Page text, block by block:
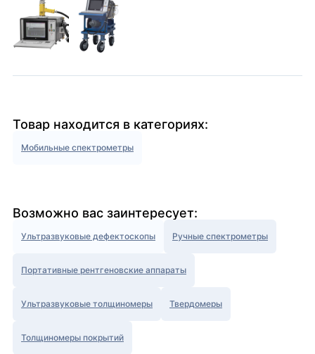
Товар находится в категориях:
Мобильные спектрометры
Возможно вас заинтересует:
Ультразвуковые дефектоскопы Ручные спектрометры
Портативные рентгеновские аппараты
Ультразвуковые толщиномеры Твердомеры
Толщиномеры покрытий